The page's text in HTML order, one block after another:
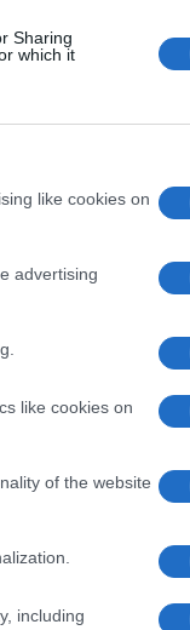
Sharing
which it
like cookies on
advertising
like cookies on
of the website
including